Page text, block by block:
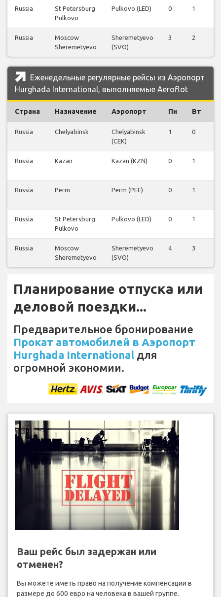
Russia
St Petersburg
Pulkovo
Pulkovo (LED) 0 1
Russia
Moscow
Sheremetyevo
Sheremetyevo
(SVO)
3 2
Еженедельные регулярные рейсы из Аэропорт
Hurghada International, выполняемые Aeroflot
Страна Назначение Аэропорт Пн Вт
Russia Chelyabinsk
Chelyabinsk
(CEK)
1 0
Russia Kazan Kazan (KZN) 0 1
Russia Perm Perm (PEE) 0 1
Russia
St Petersburg
Pulkovo
Pulkovo (LED) 0 1
Russia
Moscow
Sheremetyevo
Sheremetyevo
(SVO)
4 3
Планирование отпуска или
деловой поездки...
Предварительное бронирование
Прокат автомобилей в Аэропорт
Hurghada International для
огромной экономии.
Ваш рейс был задержан или
отменен?
Вы можете иметь право на получение компенсации в
размере до 600 евро на человека в вашей группе.